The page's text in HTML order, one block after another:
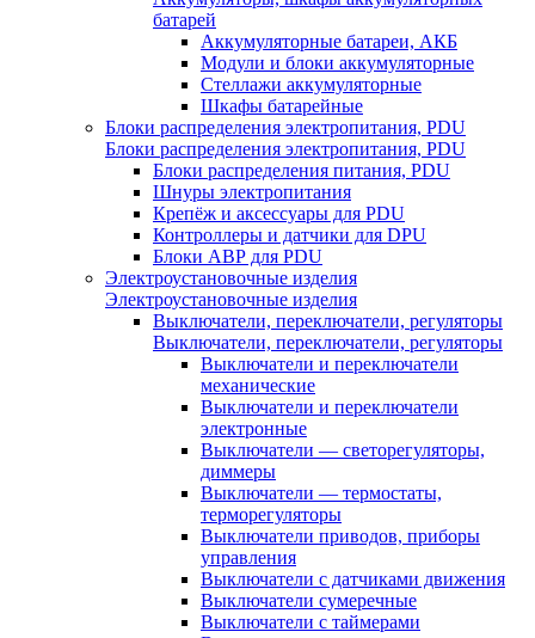
батарей
Аккумуляторные батареи, АКБ
Модули и блоки аккумуляторные
Стеллажи аккумуляторные
Шкафы батарейные
Блоки распределения электропитания, PDU
Блоки распределения электропитания, PDU
Блоки распределения питания, PDU
Шнуры электропитания
Крепёж и аксессуары для PDU
Контроллеры и датчики для DPU
Блоки АВР для PDU
Электроустановочные изделия
Электроустановочные изделия
Выключатели, переключатели, регуляторы
Выключатели, переключатели, регуляторы
Выключатели и переключатели
механические
Выключатели и переключатели
электронные
Выключатели — светорегуляторы,
диммеры
Выключатели — термостаты,
терморегуляторы
Выключатели приводов, приборы
управления
Выключатели с датчиками движения
Выключатели сумеречные
Выключатели с таймерами